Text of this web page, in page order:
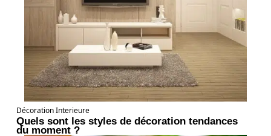
Décoration Interieure
Quels sont les styles de décoration tendances
du moment ?